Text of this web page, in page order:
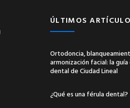
ÚLTIMOS
Ortodoncia,
armonización facial: la
dental de Ciudad Lineal
¿Qué es una férula dental?